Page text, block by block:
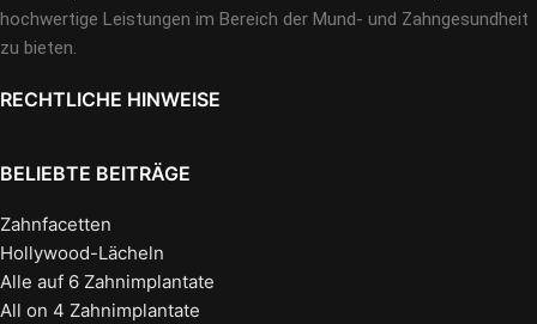
hochwertige Leistungen im Bereich der Mund- und Zahngesundheit
zu bieten.
RECHTLICHE HINWEISE
BELIEBTE BEITRÄGE
Zahnfacetten
Hollywood-Lächeln
Alle auf 6 Zahnimplantate
All on 4 Zahnimplantate